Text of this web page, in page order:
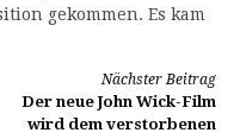
gekommen. Es kam
Nächster Beitrag
Der neue John Wick-Film
wird dem verstorbenen